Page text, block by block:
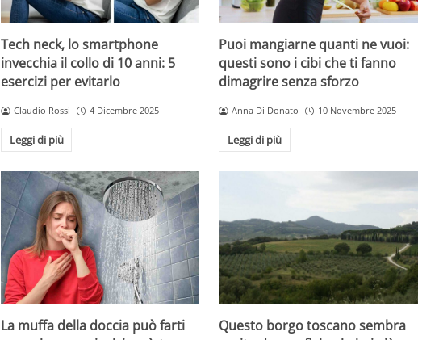
Tech neck, lo smartphone
invecchia il collo di 10 anni: 5
esercizi per evitarlo
Claudio Rossi 4 Dicembre 2025
Leggi di più
Puoi mangiarne quanti ne vuoi:
questi sono i cibi che ti fanno
dimagrire senza sforzo
Anna Di Donato 10 Novembre 2025
Leggi di più
La muffa della doccia può farti
Questo borgo toscano sembra